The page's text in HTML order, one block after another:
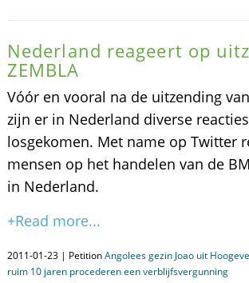
Nederland reageert op
ZEMBLA
Vóór en vooral na de uitzending van
zijn er in Nederland diverse reacties
losgekomen. Met name op Twitter
mensen op het handelen van de
in Nederland.
+Read more...
2011-01-23 | PetitionAngolees gezin Joao uit
ruim 10 jaren procederen een verblijfsvergunning